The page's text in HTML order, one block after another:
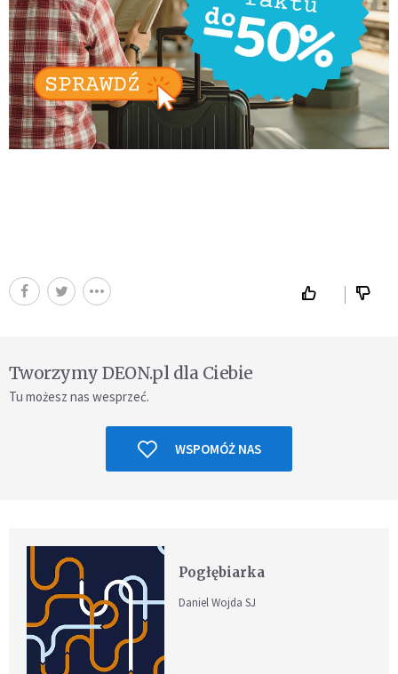
Tworzymy DEON.pl dla Ciebie
Tu możesz nas wesprzeć.
WSPOMÓŻ NAS
Pogłębiarka
Daniel Wojda SJ